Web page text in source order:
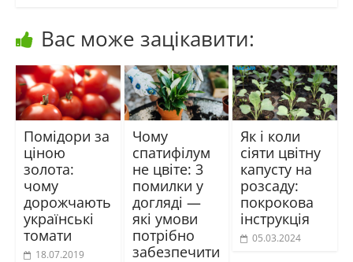
Вас може зацікавити:
Помідори за
ціною
золота:
чому
дорожчають
українські
томати
18.07.2019
Чому
спатифілум
не цвіте: 3
помилки у
догляді —
які умови
потрібно
забезпечити
Як і коли
сіяти цвітну
капусту на
розсаду:
покрокова
інструкція
05.03.2024